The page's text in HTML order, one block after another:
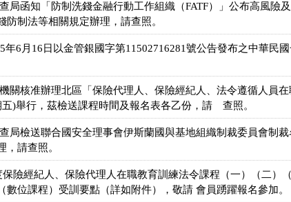
局函知「防制洗錢金融行動工作組織（FATF）」公布高風險
制法等相關規定辦理，請查照。
年6月16日以金管銀國字第11502716281號公告發布之中華民
關核准辦理北區「保險代理人、保險經紀人、法令遵循人員
)舉行，茲檢送課程時間及報名表各乙份，請 查照。
局檢送聯合國安全理事會伊斯蘭國與基地組織制裁委員會制
請查照。
保險經紀人、保險代理人在職教育訓練法令課程（一）（二）
位課程）受訓要點（詳如附件），敬請 會員踴躍報名參加。